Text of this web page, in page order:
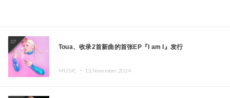
07
Toua、收录2首新曲的首张EP『I am I』发行
MUSIC ・ 13.November.2024